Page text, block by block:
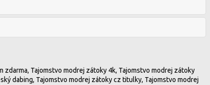
Tajomstvo modrej zátoky 4k, Tajomstvo modrej zátoky
dabing, Tajomstvo modrej zátoky cz titulky, Tajomstvo modrej